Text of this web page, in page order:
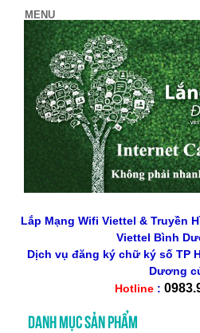
Lắp Mạng Wifi Viettel & Truyền
Viettel Bình
Dịch vụ đăng ký chữ ký số TP
Dương
Hotline :
DANH MỤC SẢN PHẨM